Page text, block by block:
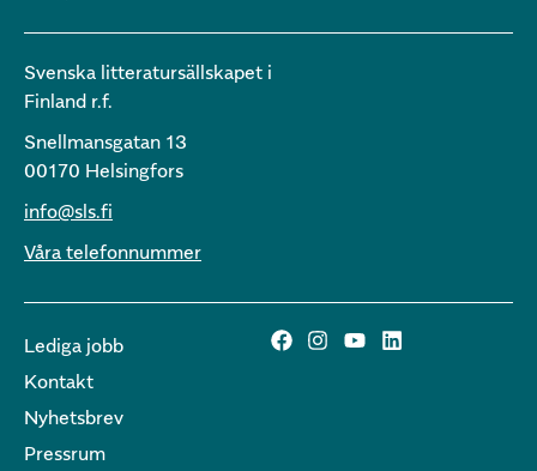
Svenska litteratursällskapet i
Finland r.f.
Snellmansgatan 13
00170 Helsingfors
info@sls.fi
Våra telefonnummer
Lediga jobb
Kontakt
Nyhetsbrev
Pressrum